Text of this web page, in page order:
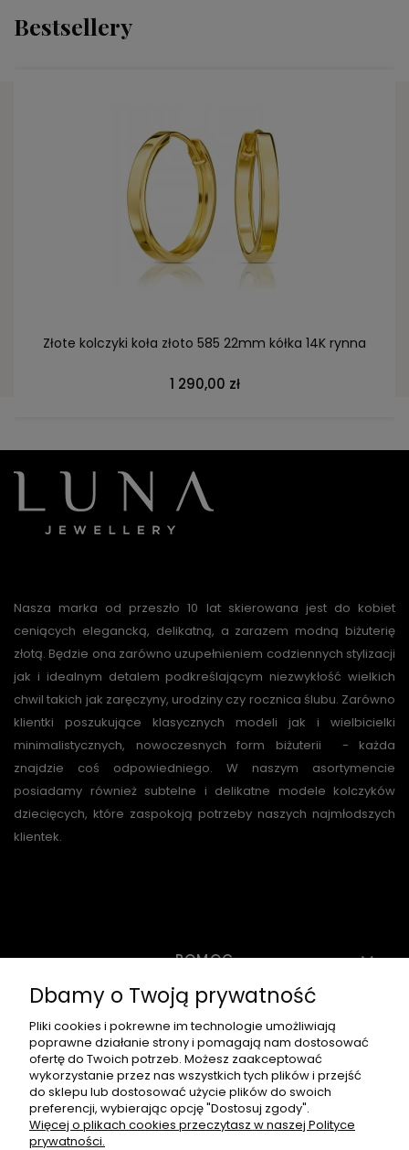
Bestsellery
Złote kolczyki koła złoto 585 22mm kółka 14K rynna
1 290,00 zł
DO KOSZYKA
Nasza marka od przeszło 10 lat skierowana jest do kobiet
ceniących elegancką, delikatną, a zarazem modną biżuterię
złotą. Będzie ona zarówno uzupełnieniem codziennych stylizacji
jak i idealnym detalem podkreślającym niezwykłość wielkich
chwil takich jak zaręczyny, urodziny czy rocznica ślubu. Zarówno
klientki poszukujące klasycznych modeli jak i wielbicielki
minimalistycznych, nowoczesnych form biżuterii - każda
znajdzie coś odpowiedniego. W naszym asortymencie
posiadamy również subtelne i delikatne modele kolczyków
dziecięcych, które zaspokoją potrzeby naszych najmłodszych
klientek.
POMOC
MOJE KONTO
PŁATNOŚCI I DOSTAWA
Dbamy o Twoją prywatność
Pliki cookies i pokrewne im technologie umożliwiają
poprawne działanie strony i pomagają nam dostosować
ofertę do Twoich potrzeb. Możesz zaakceptować
wykorzystanie przez nas wszystkich tych plików i przejść
do sklepu lub dostosować użycie plików do swoich
preferencji, wybierając opcję "Dostosuj zgody".
Więcej o plikach cookies przeczytasz w naszej Polityce
prywatności.